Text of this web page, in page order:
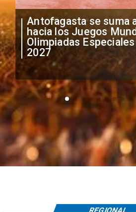
Antofagasta se suma
hacia los Juegos
Olimpiadas
2027